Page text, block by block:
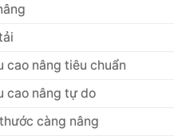
cao nâng tiêu chuẩn
cao nâng tự do
càng nâng